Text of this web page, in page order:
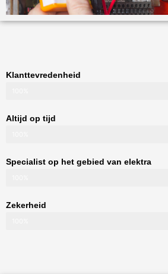
Klanttevredenheid
Altijd op tijd
Specialist op het gebied van elektra
Zekerheid